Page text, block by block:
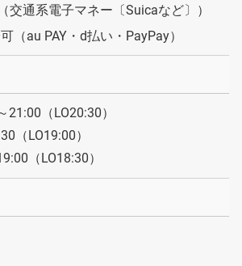
交通系電子マネー〔Suicaなど〕）
（au PAY・d払い・PayPay）
21:00（LO20:30）
（LO19:00）
（LO18:30）